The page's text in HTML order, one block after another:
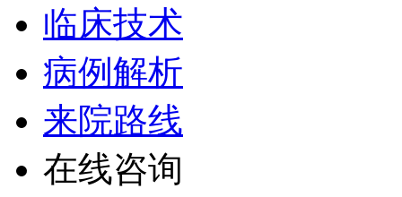
临床技术
病例解析
来院路线
在线咨询